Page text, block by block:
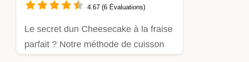
4.67 (6 Évaluations)
Le secret dun Cheesecake à la fraise
parfait ? Notre méthode de cuisson